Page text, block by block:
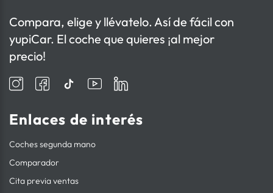
Compara, elige y llévatelo. Así de fácil con
yupiCar. El coche que quieres ¡al mejor
precio!
Enlaces de interés
Coches segunda mano
Comparador
Cita previa ventas